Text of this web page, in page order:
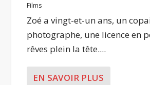
Films
Zoé a vingt-et-un ans, un
photographe, une licence en
rêves plein la tête....
EN SAVOIR PLUS